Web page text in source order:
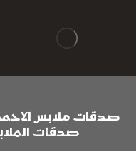
صدقات الملابس